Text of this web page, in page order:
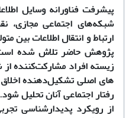
پیشرفت فناورانه وسایل
شبکه‌­های اجتماعی مجازی،
پژوهش حاضر تلاش شده
زیسته افراد مشارکت‌کننده
های اصلی تشکیل‌دهنده
رفتار اجتماعی آنان تحلیل
از رویکرد پدیدارشناسی